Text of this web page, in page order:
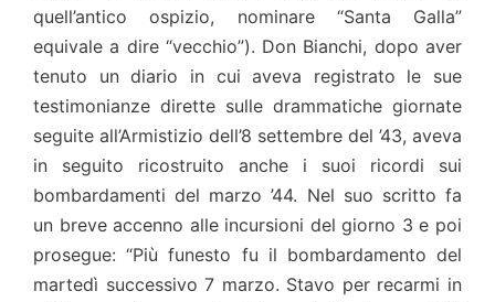
quell’antico ospizio, nominare “Santa Galla”
equivale a dire “vecchio”). Don Bianchi, dopo aver
tenuto un diario in cui aveva registrato le sue
testimonianze dirette sulle drammatiche giornate
seguite all’Armistizio dell’8 settembre del ’43, aveva
in seguito ricostruito anche i suoi ricordi sui
bombardamenti del marzo ’44. Nel suo scritto fa
un breve accenno alle incursioni del giorno 3 e poi
prosegue: “Più funesto fu il bombardamento del
martedì successivo 7 marzo. Stavo per recarmi in